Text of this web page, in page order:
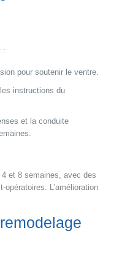
:
pour soutenir le ventre.
instructions du
et la conduite
et 8 semaines, avec des
L’amélioration